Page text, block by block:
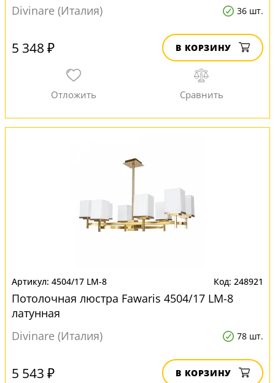
Divinare (Италия)
36 шт.
5 348 ₽ В КОРЗИНУ
4504/17 LM-8 248921
Потолочная люстра Fawaris 4504/17 LM-8
латунная
Divinare (Италия)
78 шт.
5 543 ₽ В КОРЗИНУ